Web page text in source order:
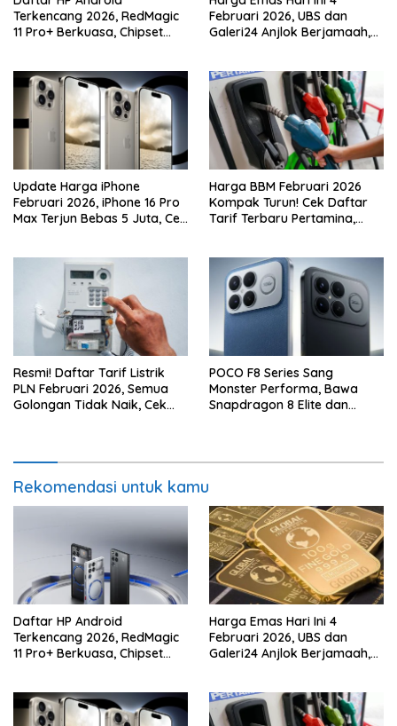
Terkencang 2026, RedMagic
11 Pro+ Berkuasa, Chipset
Februari 2026, UBS dan
Galeri24 Anjlok Berjamaah,
Update Harga iPhone
Februari 2026, iPhone 16 Pro
Max Terjun Bebas 5 Juta, Cek
Harga BBM Februari 2026
Kompak Turun! Cek Daftar
Tarif Terbaru Pertamina,
Resmi! Daftar Tarif Listrik
PLN Februari 2026, Semua
Golongan Tidak Naik, Cek
POCO F8 Series Sang
Monster Performa, Bawa
Snapdragon 8 Elite dan
Rekomendasi untuk kamu
Daftar HP Android
Terkencang 2026, RedMagic
11 Pro+ Berkuasa, Chipset
Harga Emas Hari Ini 4
Februari 2026, UBS dan
Galeri24 Anjlok Berjamaah,